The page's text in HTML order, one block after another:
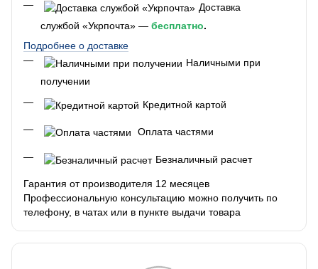
Доставка
службой «Укрпочта» — бесплатно.
Подробнее о доставке
Наличными при
получении
Кредитной картой
Оплата частями
Безналичный расчет
Гарантия от производителя 12 месяцев
Профессиональную консультацию можно получить по
телефону, в чатах или в пункте выдачи товара